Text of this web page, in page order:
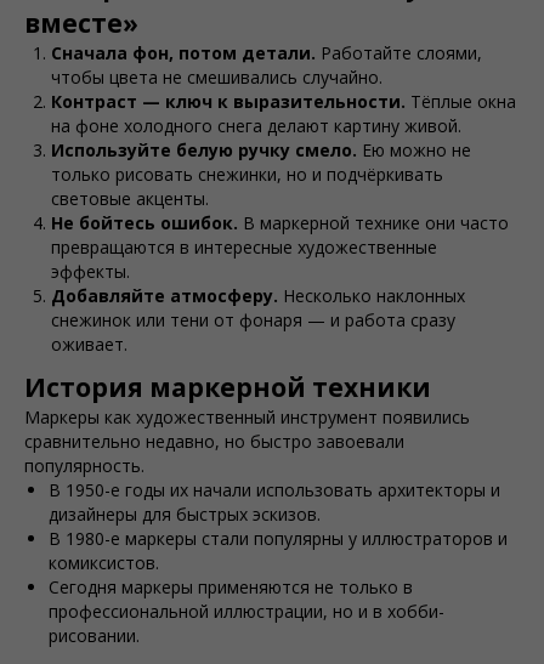
вместе»
Сначала фон, потом детали. Работайте слоями,
чтобы цвета не смешивались случайно.
Контраст — ключ к выразительности. Тёплые окна
на фоне холодного снега делают картину живой.
Используйте белую ручку смело. Ею можно не
только рисовать снежинки, но и подчёркивать
световые акценты.
Не бойтесь ошибок. В маркерной технике они часто
превращаются в интересные художественные
эффекты.
Добавляйте атмосферу. Несколько наклонных
снежинок или тени от фонаря — и работа сразу
оживает.
История маркерной техники
Маркеры как художественный инструмент появились
сравнительно недавно, но быстро завоевали
популярность.
В 1950-е годы их начали использовать архитекторы и
дизайнеры для быстрых эскизов.
В 1980-е маркеры стали популярны у иллюстраторов и
комиксистов.
Сегодня маркеры применяются не только в
профессиональной иллюстрации, но и в хобби-
рисовании.